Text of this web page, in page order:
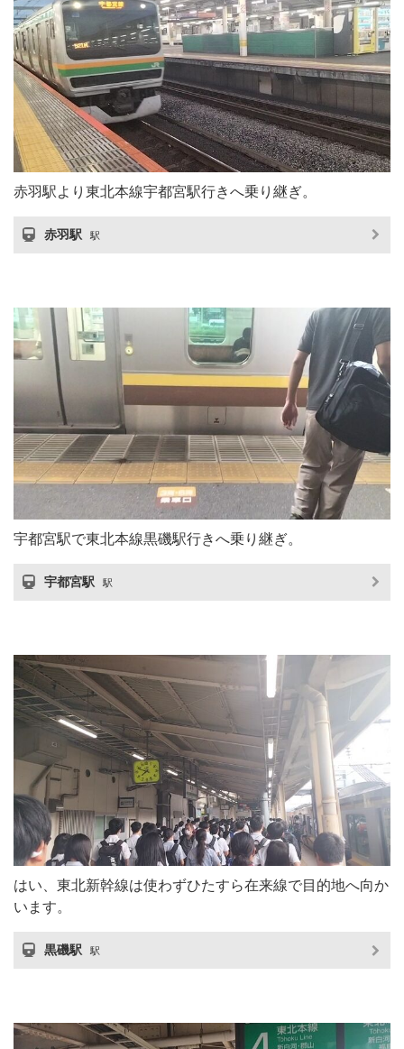
赤羽駅より東北本線宇都宮駅行きへ乗り継ぎ。
赤羽駅 駅
宇都宮駅で東北本線黒磯駅行きへ乗り継ぎ。
宇都宮駅 駅
はい、東北新幹線は使わずひたすら在来線で目的地へ向か
います。
黒磯駅 駅